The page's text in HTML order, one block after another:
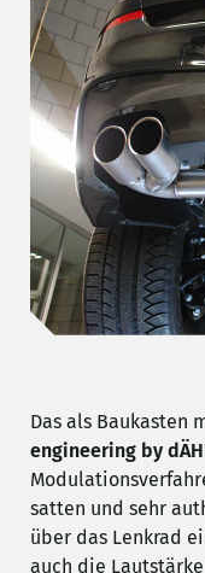
Das als Baukasten
engineering by
satten und sehr
über das Lenkrad
auch die